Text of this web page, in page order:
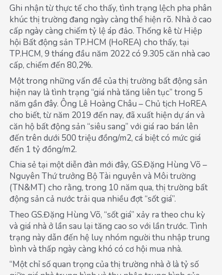
Ghi nhận từ thực tế cho thấy, tình trạng lệch pha phân
khúc thị trường đang ngày càng thể hiện rõ. Nhà ở cao
cấp ngày càng chiếm tỷ lệ áp đảo. Thống kê từ Hiệp
hội Bất động sản TP.HCM (HoREA) cho thấy, tại
TP.HCM, 9 tháng đầu năm 2022 có 9.305 căn nhà cao
cấp, chiếm đến 80,2%.
Một trong những vấn đề của thị trường bất động sản
hiện nay là tình trạng “giá nhà tăng liên tục” trong 5
năm gần đây. Ông Lê Hoàng Châu – Chủ tịch HoREA
cho biết, từ năm 2019 đến nay, đã xuất hiện dự án và
căn hộ bất động sản “siêu sang” với giá rao bán lên
đến trên dưới 500 triệu đồng/m2, cá biệt có mức giá
đến 1 tỷ đồng/m2.
Chia sẻ tại một diễn đàn mới đây, GS.Đặng Hùng Võ –
Nguyên Thứ trưởng Bộ Tài nguyên và Môi trường
(TN&MT) cho rằng, trong 10 năm qua, thị trường bất
động sản cả nước trải qua nhiều đợt “sốt giá”.
Theo GS.Đặng Hùng Võ, “sốt giá” xảy ra theo chu kỳ
và giá nhà ở lần sau lại tăng cao so với lần trước. Tình
trạng này dẫn đến hệ luỵ nhóm người thu nhập trung
bình và thấp ngày càng khó có cơ hội mua nhà.
“Một chỉ số quan trọng của thị trường nhà ở là tỷ số